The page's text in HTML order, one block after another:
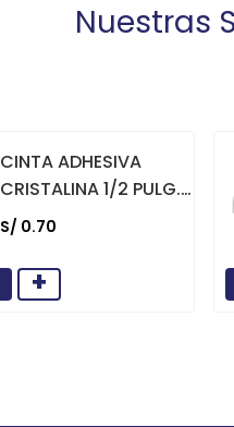
Nuestras
CINTA ADHESIVA
CRISTALINA 1/2 PULG.
X 36 YARDAS
S/ 0.70
+